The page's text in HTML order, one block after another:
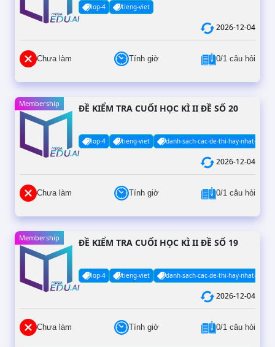
lop-4 tieng-viet
2026-12-04
Chưa làm Tính giờ 0/1 câu hỏi
Membership ĐỀ KIỂM TRA CUỐI HỌC KÌ II ĐỀ SỐ 20
lop-4 tieng-viet danh-sach-cac-de-thi-hay-nhat-co-
2026-12-04
Chưa làm Tính giờ 0/1 câu hỏi
Membership ĐỀ KIỂM TRA CUỐI HỌC KÌ II ĐỀ SỐ 19
lop-4 tieng-viet danh-sach-cac-de-thi-hay-nhat-co-
2026-12-04
Chưa làm Tính giờ 0/1 câu hỏi